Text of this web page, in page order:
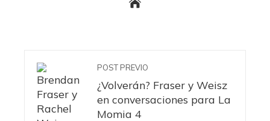
POST PREVIO
¿Volverán? Fraser y Weisz
en conversaciones para La
Momia 4